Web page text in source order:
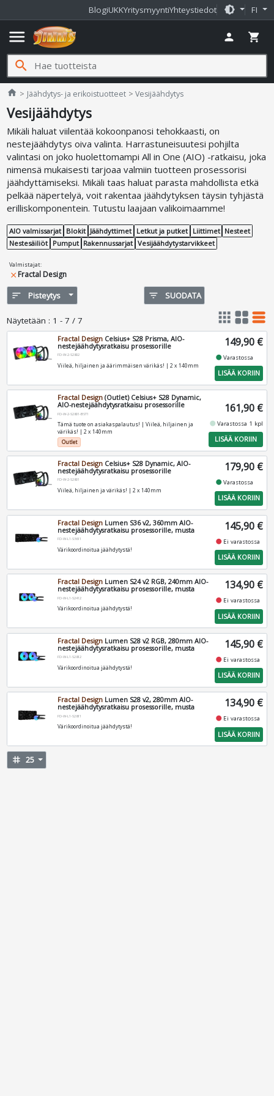
BlogiUKKYritysmyyntiYhteystiedot brightness_medium FI
menu person shopping_cart
search
home Jimms.fi
Jäähdytys- ja erikoistuotteet Vesijäähdytys
Vesijäähdytys
Mikäli haluat viilentää kokoonpanosi tehokkaasti, on
nestejäähdytys oiva valinta. Harrastuneisuutesi pohjilta
valintasi on joko huolettomampi All in One (AIO) -ratkaisu, joka
nimensä mukaisesti tarjoaa valmiin tuotteen prosessorisi
jäähdyttämiseksi. Mikäli taas haluat parasta mahdollista etkä
pelkää näpertelyä, voit rakentaa jäähdytyksen täysin tyhjästä
erilliskomponentein. Tutustu laajaan valikoimaamme!
AIO valmissarjat Blokit Jäähdyttimet Letkut ja putket Liittimet Nesteet
Nestesäiliöt Pumput Rakennussarjat Vesijäähdytystarvikkeet
Valmistajat:
close Fractal Design
sort Pisteytys filter_list SUODATA
Näytetään : 1 - 7 / 7 apps grid_view table_rows
Fractal Design Celsius+ S28 Prisma, AIO-
nestejäähdytysratkaisu prosessorille
FD-W-2-S2802
Viileä, hiljainen ja äärimmäisen värikäs! | 2 x 140mm
149,90 €
fiber_manual_recordVarastossa
LISÄÄ KORIIN
Fractal Design (Outlet) Celsius+ S28 Dynamic,
AIO-nestejäähdytysratkaisu prosessorille
FD-W-2-S2801-BST1
Tämä tuote on asiakaspalautus! | Viileä, hiljainen ja
värikäs! | 2 x 140mm
Outlet
161,90 €
fiber_manual_record Varastossa 1 kpl
LISÄÄ KORIIN
Fractal Design Celsius+ S28 Dynamic, AIO-
nestejäähdytysratkaisu prosessorille
FD-W-2-S2801
Viileä, hiljainen ja värikäs! | 2 x 140mm
179,90 €
fiber_manual_recordVarastossa
LISÄÄ KORIIN
Fractal Design Lumen S36 v2, 360mm AIO-
nestejäähdytysratkaisu prosessorille, musta
FD-W-L1-S3611
Värikoordinoitua jäähdytystä!
145,90 €
fiber_manual_record Ei varastossa
LISÄÄ KORIIN
Fractal Design Lumen S24 v2 RGB, 240mm AIO-
nestejäähdytysratkaisu prosessorille, musta
FD-W-L1-S2412
Värikoordinoitua jäähdytystä!
134,90 €
fiber_manual_record Ei varastossa
LISÄÄ KORIIN
Fractal Design Lumen S28 v2 RGB, 280mm AIO-
nestejäähdytysratkaisu prosessorille, musta
FD-W-L1-S2812
Värikoordinoitua jäähdytystä!
145,90 €
fiber_manual_record Ei varastossa
LISÄÄ KORIIN
Fractal Design Lumen S28 v2, 280mm AIO-
nestejäähdytysratkaisu prosessorille, musta
FD-W-L1-S2811
Värikoordinoitua jäähdytystä!
134,90 €
fiber_manual_record Ei varastossa
LISÄÄ KORIIN
tag 25